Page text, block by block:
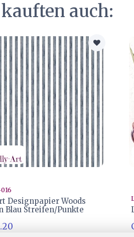
auch:
Designpapier Woods
Blau Streifen/Punkte